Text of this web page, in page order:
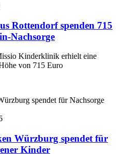
Rottendorf spenden 715
Nachsorge
Kinderklinik erhielt eine
von 715 Euro
Würzburg spendet für
Kinder